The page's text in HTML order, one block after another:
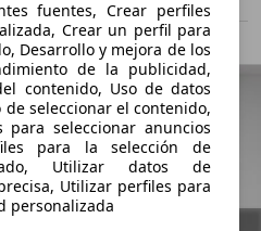
-/-
fuentes, Crear perfiles
Crear un perfil para
Desarrollo y mejora de los
de la publicidad,
contenido, Uso de datos
seleccionar el contenido,
seleccionar anuncios
para la selección de
Utilizar datos de
Utilizar perfiles para
personalizada